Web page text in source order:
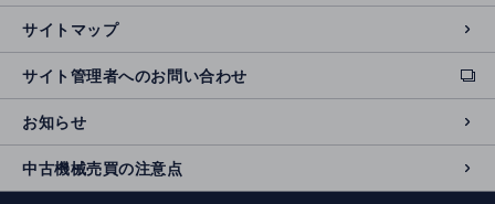
e
サイトマップ
サイト管理者へのお問い合わせ
ext
e
r
n
al
si
お知らせ
中古機械売買の注意点